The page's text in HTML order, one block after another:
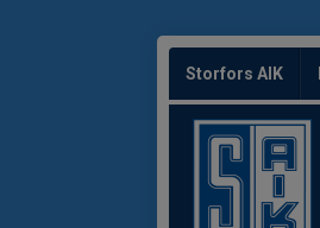
Storfors AIK